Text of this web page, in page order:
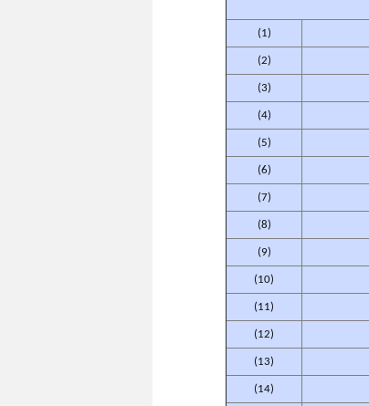
(1)
(2)
(3)
(4)
(5)
(6)
(7)
(8)
(9)
(10)
(11)
(12)
(13)
(14)